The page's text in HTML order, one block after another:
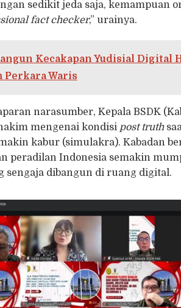
sedikit jeda saja, kemampuan
fact checker,” urainya.
Kecakapan Yudisial Digital
Waris
narasumber, Kepala BSDK
mengenai kondisi post truth
kabur (simulakra). Kabadan
peradilan Indonesia semakin
sengaja dibangun di ruang digital.